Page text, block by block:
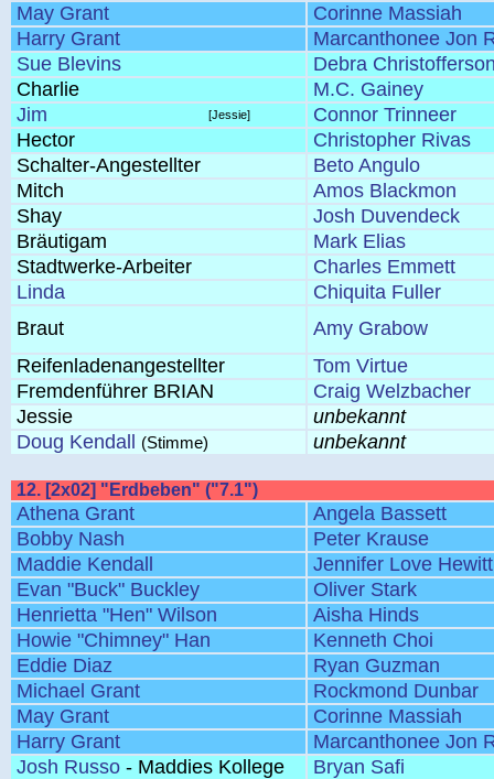
May Grant
Corinne Massiah
Harry Grant
Marcanthonee Jon
Sue Blevins
Debra
Charlie
M.C. Gainey
Jim
[Jessie]
Connor Trinneer
Hector
Christopher Rivas
Schalter-Angestellter
Beto Angulo
Mitch
Amos Blackmon
Shay
Josh Duvendeck
Bräutigam
Mark Elias
Stadtwerke-Arbeiter
Charles Emmett
Linda
Chiquita Fuller
Braut
Amy Grabow
Reifenladenangestellter
Tom Virtue
Fremdenführer BRIAN
Craig Welzbacher
Jessie
unbekannt
Doug Kendall
(Stimme) unbekannt
12. [2x02] "Erdbeben" ("7.1")
Athena Grant
Angela Bassett
Bobby Nash
Peter Krause
Maddie Kendall
Jennifer Love Hewitt
Evan "Buck" Buckley
Oliver Stark
Henrietta "Hen" Wilson
Aisha Hinds
Howie "Chimney" Han
Kenneth Choi
Eddie Diaz
Ryan Guzman
Michael Grant
Rockmond Dunbar
May Grant
Corinne Massiah
Harry Grant
Marcanthonee Jon
Josh Russo - Maddies Kollege
Bryan Safi